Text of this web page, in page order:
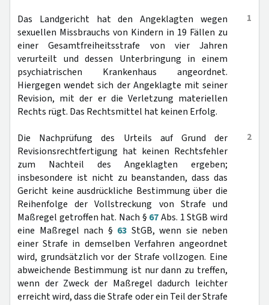
1
Das Landgericht hat den Angeklagten wegen
sexuellen Missbrauchs von Kindern in 19 Fällen zu
einer Gesamtfreiheitsstrafe von vier Jahren
verurteilt und dessen Unterbringung in einem
psychiatrischen Krankenhaus angeordnet.
Hiergegen wendet sich der Angeklagte mit seiner
Revision, mit der er die Verletzung materiellen
Rechts rügt. Das Rechtsmittel hat keinen Erfolg.
2
Die Nachprüfung des Urteils auf Grund der
Revisionsrechtfertigung hat keinen Rechtsfehler
zum Nachteil des Angeklagten ergeben;
insbesondere ist nicht zu beanstanden, dass das
Gericht keine ausdrückliche Bestimmung über die
Reihenfolge der Vollstreckung von Strafe und
Maßregel getroffen hat. Nach § 67Abs. 1 StGB wird
eine Maßregel nach § 63 StGB, wenn sie neben
einer Strafe in demselben Verfahren angeordnet
wird, grundsätzlich vor der Strafe vollzogen. Eine
abweichende Bestimmung ist nur dann zu treffen,
wenn der Zweck der Maßregel dadurch leichter
erreicht wird, dass die Strafe oder ein Teil der Strafe